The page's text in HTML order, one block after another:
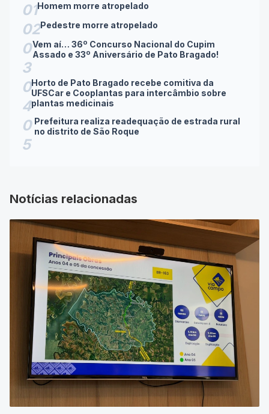
01Homem morre atropelado
02Pedestre morre atropelado
0
3
Vem aí… 36º Concurso Nacional do Cupim
Assado e 33º Aniversário de Pato Bragado!
0
4
Horto de Pato Bragado recebe comitiva da
UFSCar e Cooplantas para intercâmbio sobre
plantas medicinais
0
5
Prefeitura realiza readequação de estrada rural
no distrito de São Roque
Notícias relacionadas